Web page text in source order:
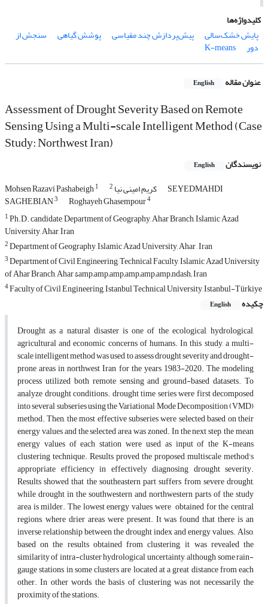
کلیدواژه‌ها
پایش خشک‌سالی
پیش‌پردازش چند مقیاسی پوشش گیاهی سنجش از
دور K-means
عنوان مقاله English
Assessment of Drought Severity Based on Remote
Sensing Using a Multi-scale Intelligent Method (Case
Study: Northwest Iran)
نویسندگان English
Mohsen Razavi Pashabeigh1 کریم امینی نیا 2 SEYEDMAHDI
SAGHEBIAN3 Roghayeh Ghasempour4
1Ph.D. candidate, Department of Geography, Ahar Branch, Islamic Azad
University, Ahar, Iran
2Department of Geography, Islamic Azad University, Ahar , Iran
3Department of Civil Engineering, Technical Faculty, Islamic Azad University
of Ahar Branch, Ahar &amp;amp;amp;amp;amp;amp;ndash; Iran
4Faculty of Civil Engineering, Istanbul Technical University, Istanbul-Türkiye
چکیده
English
Drought as a natural disaster is one of the ecological, hydrological,
agricultural and economic concerns of humans. In this study, a multi-
scale intelligent method was used to assess drought severity and drought-
prone areas in northwest Iran for the years 1983-2020. The modeling
process utilized both remote sensing and ground-based datasets. To
analyze drought conditions. drought time series were first decomposed
into several subseries using the Variational Mode Decomposition (VMD)
method. Then, the most effective subseries were selected based on their
energy values and the selected area was zoned. In the next step, the mean
energy values of each station were used as input of the K-means
clustering technique. Results proved the proposed multiscale method's
appropriate efficiency in effectively diagnosing drought severity.
Results showed that the southeastern part suffers from severe drought,
while drought in the southwestern and northwestern parts of the study
area is milder. The lowest energy values were obtained for the central
regions, where drier areas were present. It was found that there is an
inverse relationship between the drought index and energy values. Also,
based on the results obtained from clustering, it was revealed the
similarity of intra-cluster hydrological uncertainty, although some rain-
gauge stations in some clusters are located at a great distance from each
other. In other words, the basis of clustering was not necessarily the
proximity of the stations.